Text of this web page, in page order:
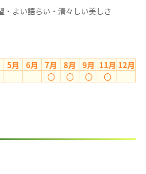
・よい語らい・清々しい美しさ
5月 6月 7月 8月 9月 11月 12月
〇
〇 〇 〇